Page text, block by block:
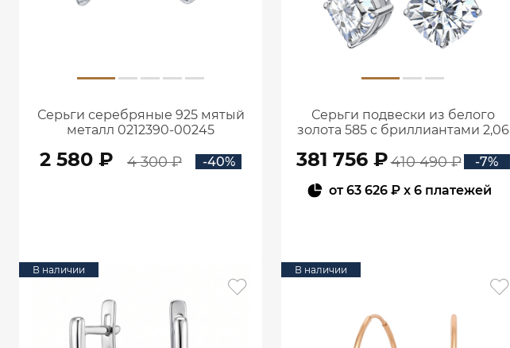
Серьги серебряные 925 мятый
металл 0212390-00245
2 580 ₽ 4 300 ₽ -40%
Серьги подвески из белого
золота 585 с бриллиантами 2,06
381 756 ₽410 490 ₽
-7%
от63 626 ₽ x 6 платежей
В наличии В наличии